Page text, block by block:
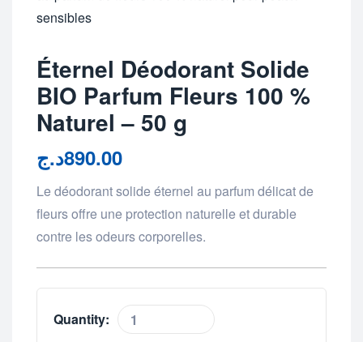
Éternel Déodorant Solide
BIO Parfum Fleurs 100 %
Naturel – 50 g
890.00د.ج
Le déodorant solide éternel au parfum délicat de
fleurs offre une protection naturelle et durable
contre les odeurs corporelles.
Quantity: